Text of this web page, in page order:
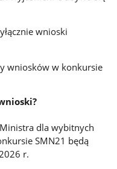
wnioski
wniosków w konkursie
dla wybitnych
SMN21 będą
r.